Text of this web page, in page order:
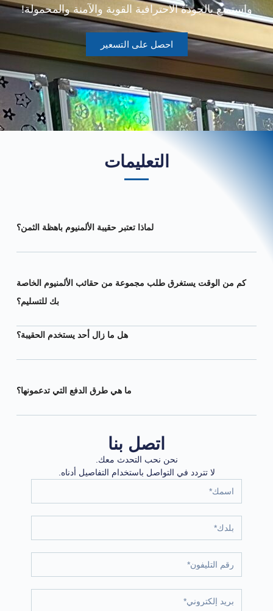
واستمتع بالجودة الاحترافية القوية والآمنة والمحمولة!
احصل على التسعير
التعليمات
لماذا تعتبر حقيبة الألمنيوم باهظة الثمن؟
كم من الوقت يستغرق طلب مجموعة من حقائب الألمنيوم الخاصة
بك للتسليم؟
هل ما زال أحد يستخدم الحقيبة؟
ما هي طرق الدفع التي تدعمونها؟
اتصل بنا
نحن نحب التحدث معك.
لا تتردد في التواصل باستخدام التفاصيل أدناه.